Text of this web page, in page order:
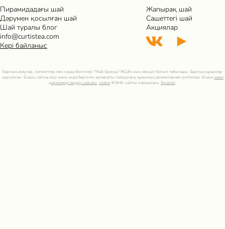
Пирамидадағы шай
Жапырақ шай
Дәрумен қосылған шай
Сашеттегі шай
Шай туралы блог
Акциялар
Кері байланыс
info@curtistea.com
Барлық атаулар, логотиптер мен сауда белгілері "Май-Брендс"ЖШҚ-ның меншігі болып табылады. Барлық құқықтар
қорғалған. Біздің сайтқа кіру және онда берілген ақпаратты пайдалану құқықтық ережелермен реттеледі. Біздіңжеке
деректерді өңдеу саясаты, cookieЖӘНЕ сайтты пайдалану. Sputniki.